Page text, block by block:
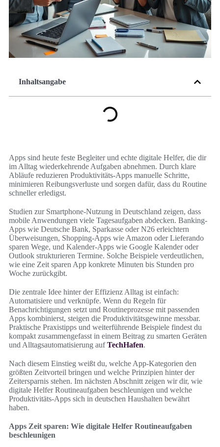
Inhaltsangabe
Apps sind heute feste Begleiter und echte digitale Helfer, die dir
im Alltag wiederkehrende Aufgaben abnehmen. Durch klare
Abläufe reduzieren Produktivitäts-Apps manuelle Schritte,
minimieren Reibungsverluste und sorgen dafür, dass du Routine
schneller erledigst.
Studien zur Smartphone-Nutzung in Deutschland zeigen, dass
mobile Anwendungen viele Tagesaufgaben abdecken. Banking-
Apps wie Deutsche Bank, Sparkasse oder N26 erleichtern
Überweisungen, Shopping-Apps wie Amazon oder Lieferando
sparen Wege, und Kalender-Apps wie Google Kalender oder
Outlook strukturieren Termine. Solche Beispiele verdeutlichen,
wie eine Zeit sparen App konkrete Minuten bis Stunden pro
Woche zurückgibt.
Die zentrale Idee hinter der Effizienz Alltag ist einfach:
Automatisiere und verknüpfe. Wenn du Regeln für
Benachrichtigungen setzt und Routineprozesse mit passenden
Apps kombinierst, steigen die Produktivitätsgewinne messbar.
Praktische Praxistipps und weiterführende Beispiele findest du
kompakt zusammengefasst in einem Beitrag zu smarten Geräten
und Alltagsautomatisierung aufTechHafen.
Nach diesem Einstieg weißt du, welche App-Kategorien den
größten Zeitvorteil bringen und welche Prinzipien hinter der
Zeitersparnis stehen. Im nächsten Abschnitt zeigen wir dir, wie
digitale Helfer Routineaufgaben beschleunigen und welche
Produktivitäts-Apps sich in deutschen Haushalten bewährt
haben.
Apps Zeit sparen: Wie digitale Helfer Routineaufgaben
beschleunigen